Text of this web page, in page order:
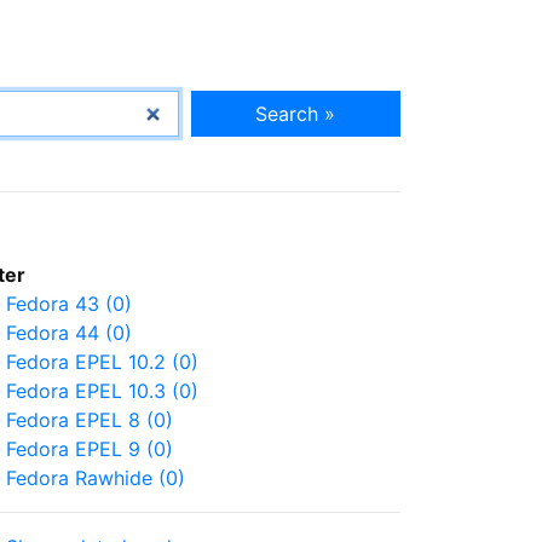
Search »
Fedora 43 (0)
Fedora 44 (0)
Fedora EPEL 10.2 (0)
Fedora EPEL 10.3 (0)
Fedora EPEL 8 (0)
Fedora EPEL 9 (0)
Fedora Rawhide (0)